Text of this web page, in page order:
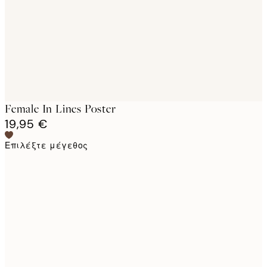
Female In Lines Poster
19,95 €
Επιλέξτε μέγεθος